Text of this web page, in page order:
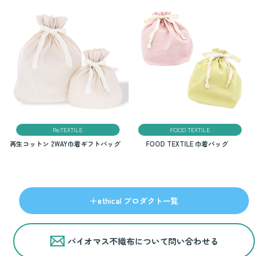
Re:TEXTILE
再生コットン 2WAY巾着ギフトバッグ
FOOD TEXTILE
FOOD TEXTILE 巾着バッグ
＋ethical プロダクト一覧
バイオマス不織布について問い合わせる